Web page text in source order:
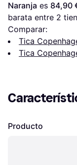
Naranja es 84,90
barata entre 2
Comparar:
Tica
Tica
Producto